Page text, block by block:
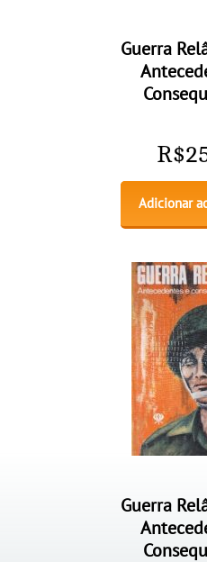
Guerra
R$
Adicionar
Guerra